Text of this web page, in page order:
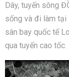
Dây, tuyến sông
sống và đi làm tại
sân bay quốc tế
qua tuyến cao tốc.